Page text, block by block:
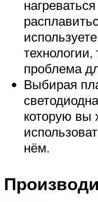
технологии,
проблема
Выбирая
которую вы
нём.